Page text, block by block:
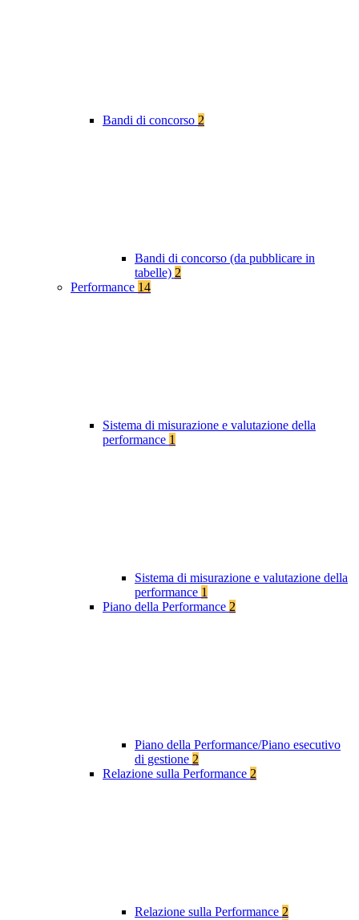
Bandi di concorso 2
Bandi di concorso (da pubblicare in
tabelle) 2
Performance 14
Sistema di misurazione e valutazione della
performance 1
Sistema di misurazione e valutazione della
performance 1
Piano della Performance 2
Piano della Performance/Piano esecutivo
di gestione 2
Relazione sulla Performance 2
Relazione sulla Performance 2